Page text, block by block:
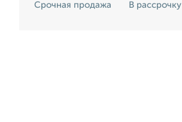
Срочная продажа В рассрочку